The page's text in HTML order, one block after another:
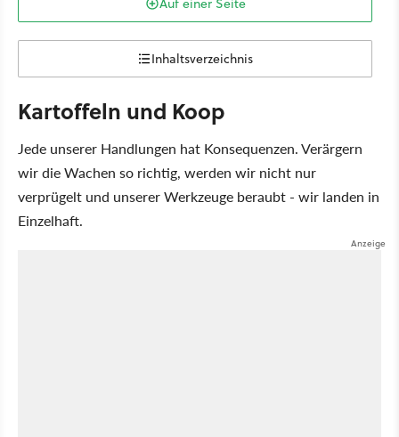
Auf einer Seite
Inhaltsverzeichnis
Kartoffeln und Koop
Jede unserer Handlungen hat Konsequenzen. Verärgern
wir die Wachen so richtig, werden wir nicht nur
verprügelt und unserer Werkzeuge beraubt - wir landen in
Einzelhaft.